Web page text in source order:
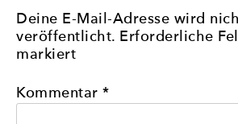
Deine E-Mail-Adresse wird
veröffentlicht. Erforderliche
markiert
Kommentar *